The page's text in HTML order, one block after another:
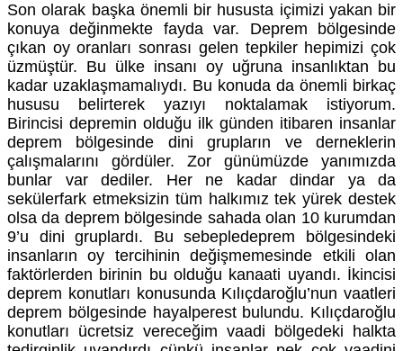
Son olarak başka önemli bir hususta içimizi yakan bir
konuya değinmekte fayda var. Deprem bölgesinde
çıkan oy oranları sonrası gelen tepkiler hepimizi çok
üzmüştür. Bu ülke insanı oy uğruna insanlıktan bu
kadar uzaklaşmamalıydı. Bu konuda da önemli birkaç
hususu belirterek yazıyı noktalamak istiyorum.
Birincisi depremin olduğu ilk günden itibaren insanlar
deprem bölgesinde dini grupların ve derneklerin
çalışmalarını gördüler. Zor günümüzde yanımızda
bunlar var dediler. Her ne kadar dindar ya da
sekülerfark etmeksizin tüm halkımız tek yürek destek
olsa da deprem bölgesinde sahada olan 10 kurumdan
9’u dini gruplardı. Bu sebepledeprem bölgesindeki
insanların oy tercihinin değişmemesinde etkili olan
faktörlerden birinin bu olduğu kanaati uyandı. İkincisi
deprem konutları konusunda Kılıçdaroğlu’nun vaatleri
deprem bölgesinde hayalperest bulundu. Kılıçdaroğlu
konutları ücretsiz vereceğim vaadi bölgedeki halkta